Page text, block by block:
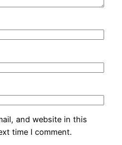
and website in this
time I comment.